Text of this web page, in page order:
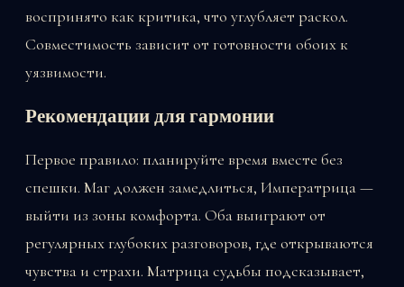
воспринято как критика, что углубляет раскол.
Совместимость зависит от готовности обоих к
уязвимости.
Рекомендации для гармонии
Первое правило: планируйте время вместе без
спешки. Маг должен замедлиться, Императрица —
выйти из зоны комфорта. Оба выиграют от
регулярных глубоких разговоров, где открываются
чувства и страхи. Матрица судьбы подсказывает,